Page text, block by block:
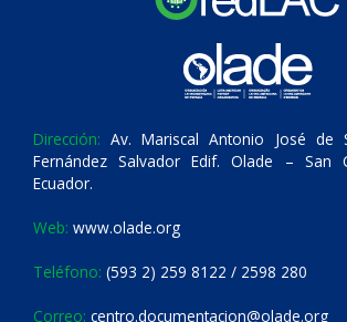
Dirección: Av. Mariscal Antonio José de
Fernández Salvador Edif. Olade – San
Ecuador.
Web: www.olade.org
Teléfono: (593 2) 259 8122 / 2598 280
Correo: centro.documentacion@olade.org